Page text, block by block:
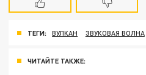
ТЕГИ: ВУЛКАН ЗВУКОВАЯ ВОЛНА
ЧИТАЙТЕ ТАКЖЕ: